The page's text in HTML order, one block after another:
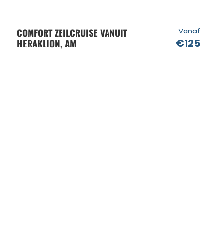
COMFORT ZEILCRUISE VANUIT
HERAKLION, AM
Vanaf
€125